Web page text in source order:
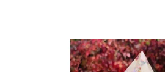
Dostupnost:
Vyprodáno